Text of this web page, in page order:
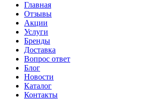
Главная
Отзывы
Акции
Услуги
Бренды
Доставка
Вопрос ответ
Блог
Новости
Каталог
Контакты